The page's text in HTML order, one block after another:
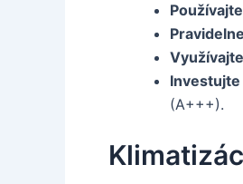
(A+++).